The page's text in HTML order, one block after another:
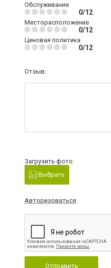
Обслуживание
0/12
Месторасположение
0/12
Ценовая политика
0/12
Отзыв:
Загрузить фото:
Выбрать
Авторизоваться
Отправить